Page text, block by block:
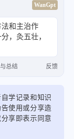
WanGpt
和主治作
，灸五壮，
总结 反馈
学记录和知识
使用或分享造
享即表示同意